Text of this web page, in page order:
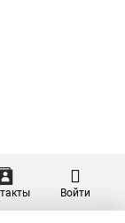
Войти